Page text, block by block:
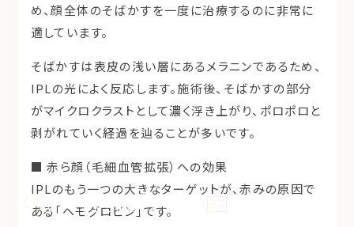
施術や費用などのお悩みを回答
AIチャットで相談する
無料カウンセリング・施術予約
め、顔全体のそばかすを一度に治療するのに非常に
適しています。
そばかすは表皮の浅い層にあるメラニンであるため、
IPLの光によく反応します。施術後、そばかすの部分
がマイクロクラストとして濃く浮き上がり、ポロポロと
剥がれていく経過を辿ることが多いです。
■ 赤ら顔（毛細血管拡張）への効果
IPLのもう一つの大きなターゲットが、赤みの原因で
ある「ヘモグロビン 」です。